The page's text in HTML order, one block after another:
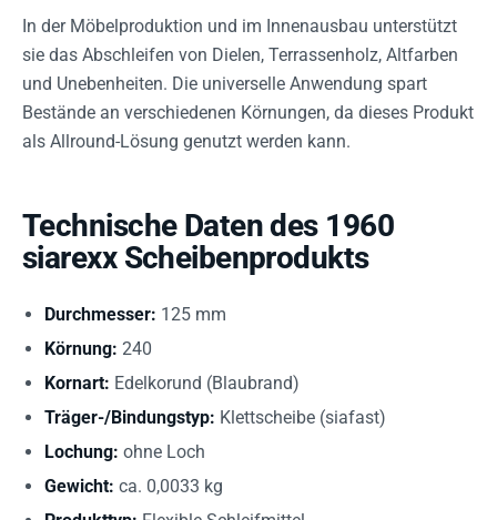
In der Möbelproduktion und im Innenausbau unterstützt
sie das Abschleifen von Dielen, Terrassenholz, Altfarben
und Unebenheiten. Die universelle Anwendung spart
Bestände an verschiedenen Körnungen, da dieses Produkt
als Allround-Lösung genutzt werden kann.
Technische Daten des 1960
siarexx Scheibenprodukts
Durchmesser: 125 mm
Körnung: 240
Kornart: Edelkorund (Blaubrand)
Träger-/Bindungstyp: Klettscheibe (siafast)
Lochung: ohne Loch
Gewicht: ca. 0,0033 kg